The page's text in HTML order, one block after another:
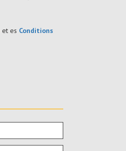
et es Conditions